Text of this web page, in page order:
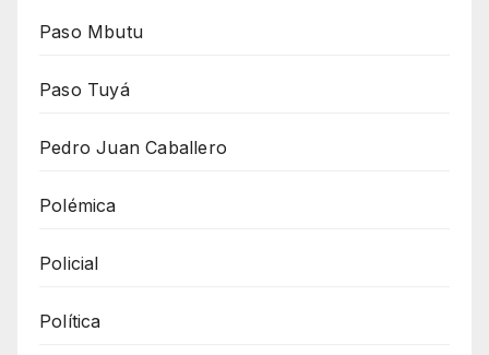
Paso Mbutu
Paso Tuyá
Pedro Juan Caballero
Polémica
Policial
Política